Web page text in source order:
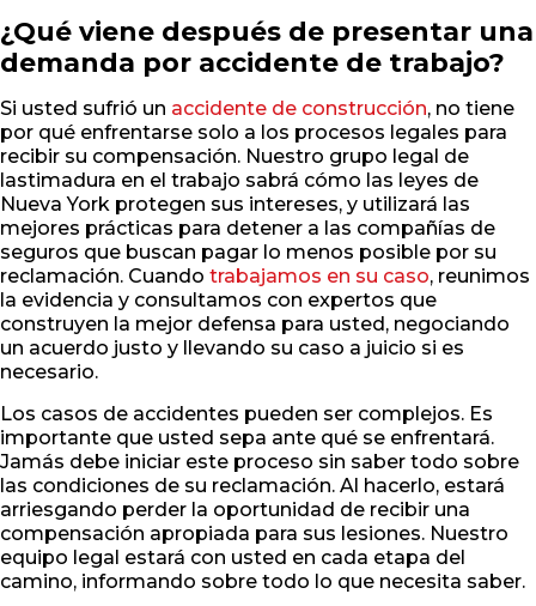
¿Qué viene después de presentar una
demanda por accidente de trabajo?
Si usted sufrió un accidente de construcción, no tiene
por qué enfrentarse solo a los procesos legales para
recibir su compensación. Nuestro grupo legal de
lastimadura en el trabajo sabrá cómo las leyes de
Nueva York protegen sus intereses, y utilizará las
mejores prácticas para detener a las compañías de
seguros que buscan pagar lo menos posible por su
reclamación. Cuando trabajamos en su caso, reunimos
la evidencia y consultamos con expertos que
construyen la mejor defensa para usted, negociando
un acuerdo justo y llevando su caso a juicio si es
necesario.
Los casos de accidentes pueden ser complejos. Es
importante que usted sepa ante qué se enfrentará.
Jamás debe iniciar este proceso sin saber todo sobre
las condiciones de su reclamación. Al hacerlo, estará
arriesgando perder la oportunidad de recibir una
compensación apropiada para sus lesiones. Nuestro
equipo legal estará con usted en cada etapa del
camino, informando sobre todo lo que necesita saber.